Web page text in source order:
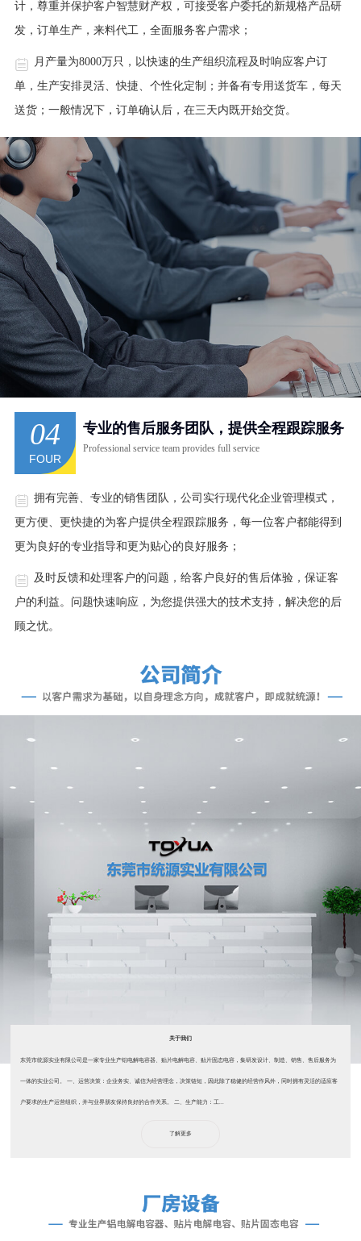
计，尊重并保护客户智慧财产权，可接受客户委托的新规格产品研
发，订单生产，来料代工，全面服务客户需求；
月产量为8000万只，以快速的生产组织流程及时响应客户订
单，生产安排灵活、快捷、个性化定制；并备有专用送货车，每天
送货；一般情况下，订单确认后，在三天内既开始交货。
04
FOUR
专业的售后服务团队，提供全程跟踪服务
Professional service team provides full service
拥有完善、专业的销售团队，公司实行现代化企业管理模式，
更方便、更快捷的为客户提供全程跟踪服务，每一位客户都能得到
更为良好的专业指导和更为贴心的良好服务；
及时反馈和处理客户的问题，给客户良好的售后体验，保证客
户的利益。问题快速响应，为您提供强大的技术支持，解决您的后
顾之忧。
关于我们
东莞市统源实业有限公司是一家专业生产铝电解电容器、贴片电解电容、贴片固态电容，集研发设计、制造、销售、售后服务为
一体的实业公司。 一、运营决策：企业务实、诚信为经营理念，决策链短，因此除了稳健的经营作风外，同时拥有灵活的适应客
户要求的生产运营组织，并与业界朋友保持良好的合作关系。 二、生产能力：工...
了解更多